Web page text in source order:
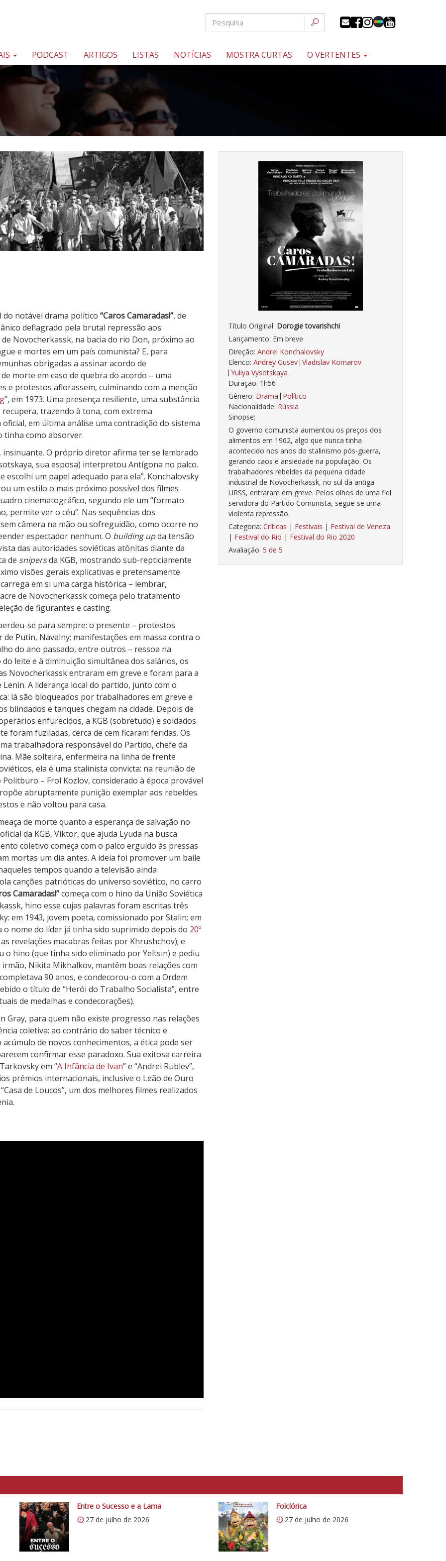
PODCAST ARTIGOS LISTAS NOTÍCIAS MOSTRA CURTAS O VERTENTES
Título Original: Dorogie tovarishchi
Lançamento: Em breve
Direção: Andrei Konchalovsky
Elenco: Andrey Gusev Vladislav Komarov
Yuliya Vysotskaya
Duração: 1h56
Gênero: Drama Político
Nacionalidade: Rússia
Sinopse:
O governo comunista aumentou os preços dos
alimentos em 1962, algo que nunca tinha
acontecido nos anos do stalinismo pós-guerra,
gerando caos e ansiedade na população. Os
trabalhadores rebeldes da pequena cidade
industrial de Novocherkassk, no sul da antiga
URSS, entraram em greve. Pelos olhos de uma fiel
servidora do Partido Comunista, segue-se uma
violenta repressão.
Categoria: Críticas | Festivais | Festival de Veneza
| Festival do Rio | Festival do Rio 2020
Avaliação: 5 de 5
do notável drama político “Caros Camaradas!”, de
deflagrado pela brutal repressão aos
Novocherkassk, na bacia do rio Don, próximo ao
e mortes em um país comunista? E, para
obrigadas a assinar acordo de
morte em caso de quebra do acordo – uma
e protestos aflorassem, culminando com a menção
”, em 1973. Uma presença resiliente, uma substância
trazendo à tona, com extrema
em última análise uma contradição do sistema
tinha como absorver.
O próprio diretor afirma ter se lembrado
sua esposa) interpretou Antígona no palco.
um papel adequado para ela”. Konchalovsky
um estilo o mais próximo possível dos filmes
cinematográfico, segundo ele um “formato
permite ver o céu”. Nas sequências dos
câmera na mão ou sofreguidão, como ocorre no
espectador nenhum. O building upda tensão
das autoridades soviéticas atônitas diante da
de snipersda KGB, mostrando sub-repticiamente
visões gerais explicativas e pretensamente
em si uma carga histórica – lembrar,
de Novocherkassk começa pelo tratamento
de figurantes e casting.
se para sempre: o presente – protestos
Putin, Navalny; manifestações em massa contra o
do ano passado, entre outros – ressoa na
leite e à diminuição simultânea dos salários, os
Novocherkassk entraram em greve e foram para a
A liderança local do partido, junto com o
lá são bloqueados por trabalhadores em greve e
blindados e tanques chegam na cidade. Depois de
enfurecidos, a KGB (sobretudo) e soldados
foram fuziladas, cerca de cem ficaram feridas. Os
trabalhadora responsável do Partido, chefe da
Mãe solteira, enfermeira na linha de frente
ela é uma stalinista convicta: na reunião de
– Frol Kozlov, considerado à época provável
abruptamente punição exemplar aos rebeldes.
e não voltou para casa.
de morte quanto a esperança de salvação no
da KGB, Viktor, que ajuda Lyuda na busca
coletivo começa com o palco erguido às pressas
mortas um dia antes. A ideia foi promover um baile
tempos quando a televisão ainda
canções patrióticas do universo soviético, no carro
Camaradas!”começa com o hino da União Soviética
hino esse cujas palavras foram escritas três
em 1943, jovem poeta, comissionado por Stalin; em
o nome do líder já tinha sido suprimido depois do 20º
as revelações macabras feitas por Khrushchov); e
hino (que tinha sido eliminado por Yeltsin) e pediu
Nikita Mikhalkov, mantêm boas relações com
90 anos, e condecorou-o com a Ordem
o título de “Herói do Trabalho Socialista”, entre
de medalhas e condecorações).
Gray, para quem não existe progresso nas relações
coletiva: ao contrário do saber técnico e
de novos conhecimentos, a ética pode ser
confirmar esse paradoxo. Sua exitosa carreira
em “A Infância de Ivan” e “Andrei Rublev”,
prêmios internacionais, inclusive o Leão de Ouro
de Loucos”, um dos melhores filmes realizados
Entre o Sucesso e a Lama
27 de julho de 2026
Folclórica
27 de julho de 2026